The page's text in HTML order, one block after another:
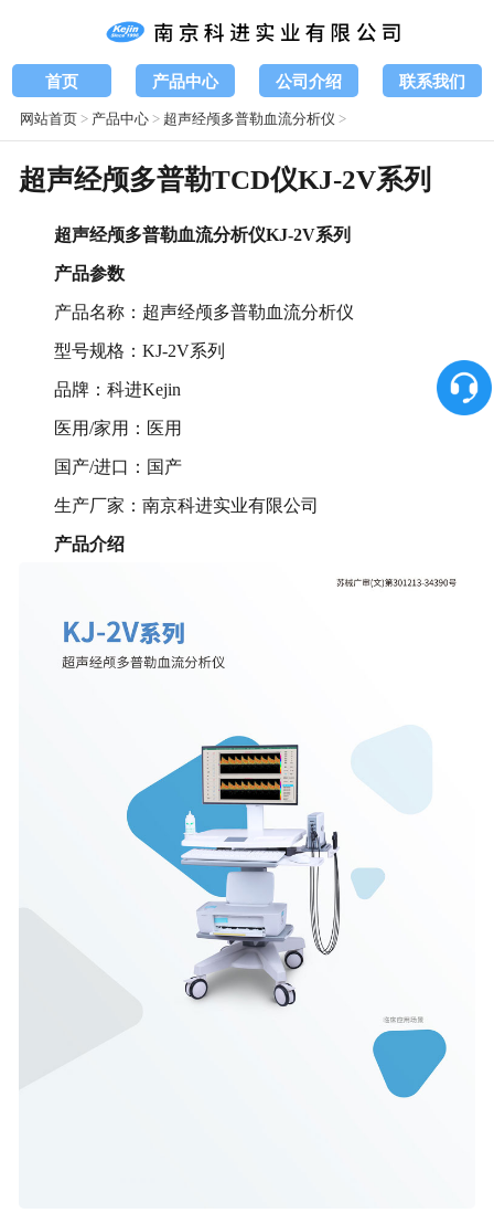
首页 产品中心 公司介绍 联系我们
网站首页> 产品中心> 超声经颅多普勒血流分析仪 >
超声经颅多普勒TCD仪KJ-2V系列
超声经颅多普勒血流分析仪KJ-2V系列
产品参数
产品名称：超声经颅多普勒血流分析仪
型号规格：KJ-2V系列
品牌：科进Kejin
医用/家用：医用
国产/进口：国产
生产厂家：南京科进实业有限公司
产品介绍